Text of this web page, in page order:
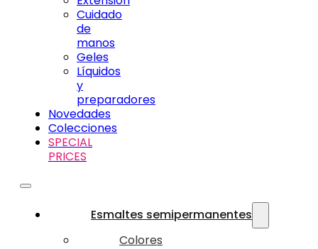
Cuidado
de
manos
Geles
Líquidos
y
preparadores
Novedades
Colecciones
SPECIAL
PRICES
Esmaltes semipermanentes
Colores